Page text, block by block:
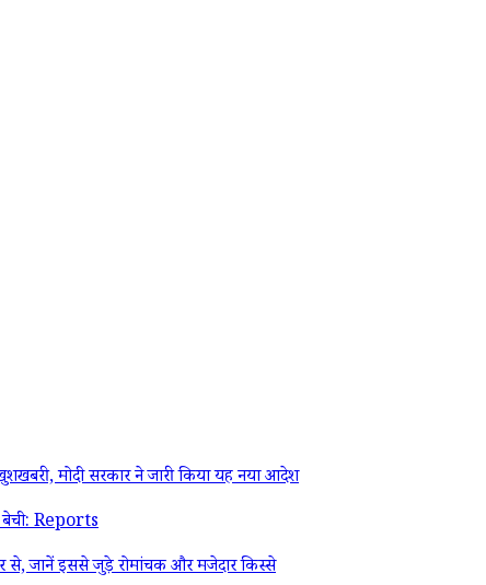
मोदी सरकार ने जारी किया यह नया आदेश
बेची: Reports
जानें इससे जुड़े रोमांचक और मजेदार किस्से